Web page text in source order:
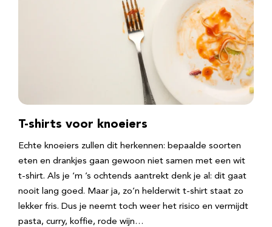
T-shirts voor knoeiers
Echte knoeiers zullen dit herkennen: bepaalde soorten
eten en drankjes gaan gewoon niet samen met een wit
t-shirt. Als je ‘m ’s ochtends aantrekt denk je al: dit gaat
nooit lang goed. Maar ja, zo’n helderwit t-shirt staat zo
lekker fris. Dus je neemt toch weer het risico en vermijdt
pasta, curry, koffie, rode wijn…